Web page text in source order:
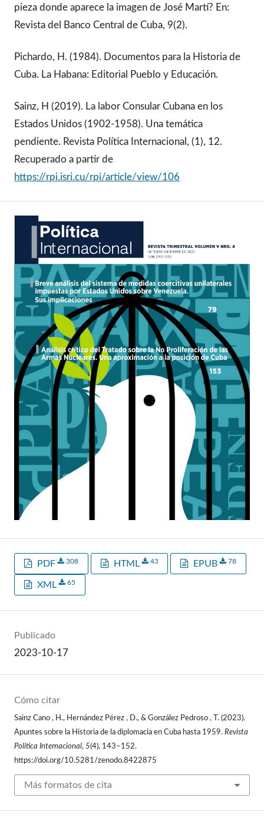
pieza donde aparece la imagen de José Martí? En:
Revista del Banco Central de Cuba, 9(2).
Pichardo, H. (1984). Documentos para la Historia de
Cuba. La Habana: Editorial Pueblo y Educación.
Sainz, H (2019). La labor Consular Cubana en los
Estados Unidos (1902-1958). Una temática
pendiente. Revista Política Internacional, (1), 12.
Recuperado a partir de
https://rpi.isri.cu/rpi/article/view/106
PDF 308 HTML 43 EPUB 78
XML 65
Publicado
2023-10-17
Cómo citar
Sainz Cano , H., Hernández Pérez , D., & González Pedroso , T. (2023).
Apuntes sobre la Historia de la diplomacia en Cuba hasta 1959.Revista
Política Internacional, 5(4), 143–152.
https://doi.org/10.5281/zenodo.8422875
Más formatos de cita